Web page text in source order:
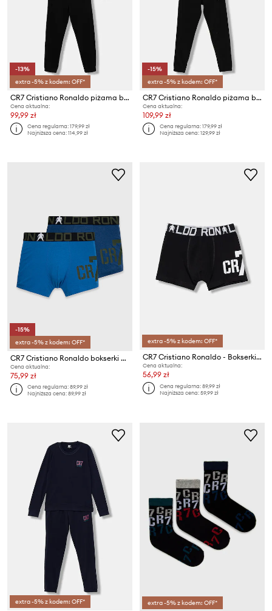
-13%
extra -5% z kodem: OFF*
CR7 Cristiano Ronaldo piżama bawełniana dziecięca
Cena aktualna:
99,99 zł
Cena regularna:179,99 zł
Najniższa cena:114,99 zł
-15%
extra -5% z kodem: OFF*
CR7 Cristiano Ronaldo piżama bawełniana dziecięca 2-pack
Cena aktualna:
109,99 zł
Cena regularna:179,99 zł
Najniższa cena:129,99 zł
-15%
extra -5% z kodem: OFF*
CR7 Cristiano Ronaldo bokserki dziecięce (2-pack)
Cena aktualna:
75,99 zł
Cena regularna:89,99 zł
Najniższa cena:89,99 zł
extra -5% z kodem: OFF*
CR7 Cristiano Ronaldo - Bokserki dziecięce (2-pack)
Cena aktualna:
56,99 zł
Cena regularna:89,99 zł
Najniższa cena:59,99 zł
extra -5% z kodem: OFF* extra -5% z kodem: OFF*